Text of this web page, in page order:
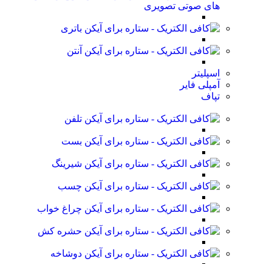
های صوتی تصویری
باتری
آنتن
اسپلیتر
آمپلی فایر
تپاف
تلفن
بست
شیرینگ
چسب
چراغ خواب
حشره کش
دوشاخه